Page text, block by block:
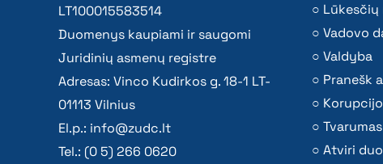
LT100015583514
Duomenys kaupiami ir saugomi
Juridinių asmenų registre
Adresas: Vinco Kudirkos g. 18-1 LT-
01113 Vilnius
El.p.: info@zudc.lt
Tel.: (0 5) 266 0620
Lūkesčių
Vadovo
Valdyba
Pranešk
Tvarumas
Atviri